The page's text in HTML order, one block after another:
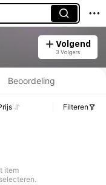
Volgend
3 Volgers
Voorraadgegevens.
Beoordeling
Filteren
item